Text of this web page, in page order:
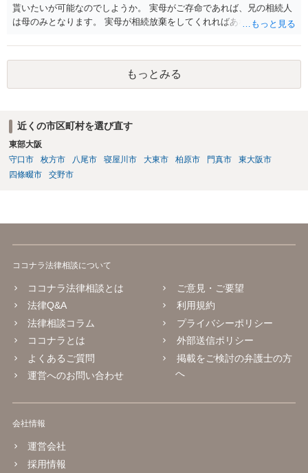
貰いたいが可能なのでしようか。 実母がご存命であれば、兄の相続人
は母のみとなります。 実母が相続放棄をしてくれればあなた方兄弟及
ないと思います。
もっとみる
近くの市区町村を選び直す
東部大阪
守口市
枚方市 八尾市 寝屋川市 大東市 柏原市 門真市
東大阪市
四條畷市
交野市
ココナラ法律相談について
ココナラ法律相談とは
法律Q&A
法律相談コラム
ココナラとは
よくあるご質問
運営へのお問い合わせ
ご意見・ご要望
利用規約
プライバシーポリシー
外部送信ポリシー
掲載をご検討の弁護士の方
へ
会社情報
運営会社
採用情報